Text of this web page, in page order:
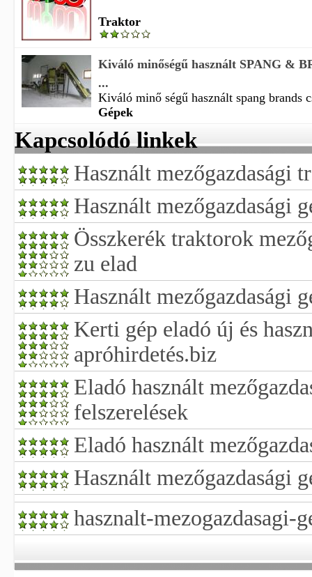
Traktor
Kiváló minőségű használt SPANG &
...
Kiváló minő ségű használt spang brands
Gépek
Kapcsolódó linkek
Használt mezőgazdasági
Használt mezőgazdasági
Összkerék traktorok
zu elad
Használt mezőgazdasági
Kerti gép eladó új és
apróhirdetés.biz
Eladó használt
felszerelések
Eladó használt
Használt mezőgazdasági
hasznalt-mezogazdasagi-